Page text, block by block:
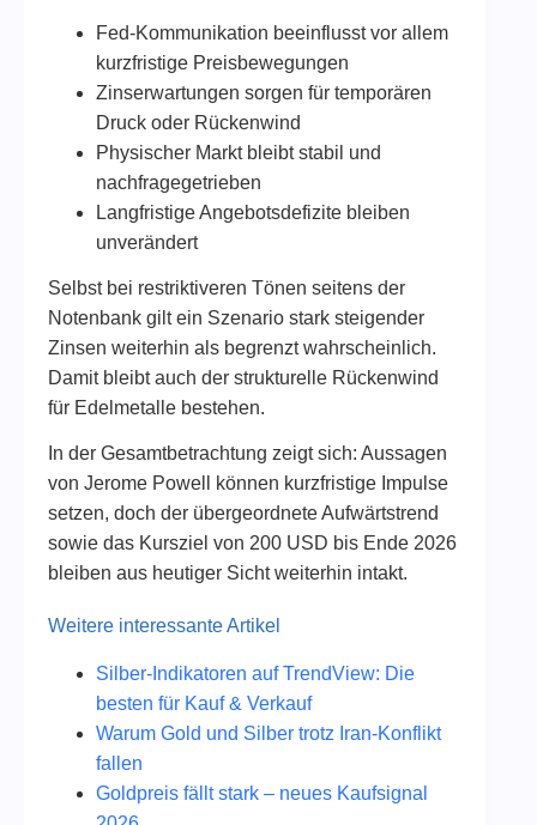
Fed-Kommunikation beeinflusst vor allem
kurzfristige Preisbewegungen
Zinserwartungen sorgen für temporären
Druck oder Rückenwind
Physischer Markt bleibt stabil und
nachfragegetrieben
Langfristige Angebotsdefizite bleiben
unverändert
Selbst bei restriktiveren Tönen seitens der
Notenbank gilt ein Szenario stark steigender
Zinsen weiterhin als begrenzt wahrscheinlich.
Damit bleibt auch der strukturelle Rückenwind
für Edelmetalle bestehen.
In der Gesamtbetrachtung zeigt sich: Aussagen
von Jerome Powell können kurzfristige Impulse
setzen, doch der übergeordnete Aufwärtstrend
sowie das Kursziel von 200 USD bis Ende 2026
bleiben aus heutiger Sicht weiterhin intakt.
Weitere interessante Artikel
Silber-Indikatoren auf TrendView: Die
besten für Kauf & Verkauf
Warum Gold und Silber trotz Iran-Konflikt
fallen
Goldpreis fällt stark – neues Kaufsignal